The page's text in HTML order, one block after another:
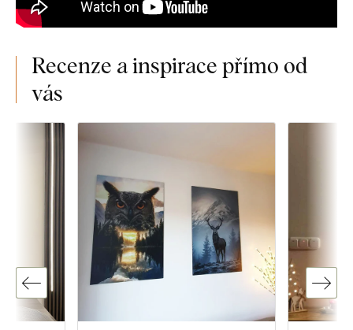
Recenze a inspirace přímo od
vás